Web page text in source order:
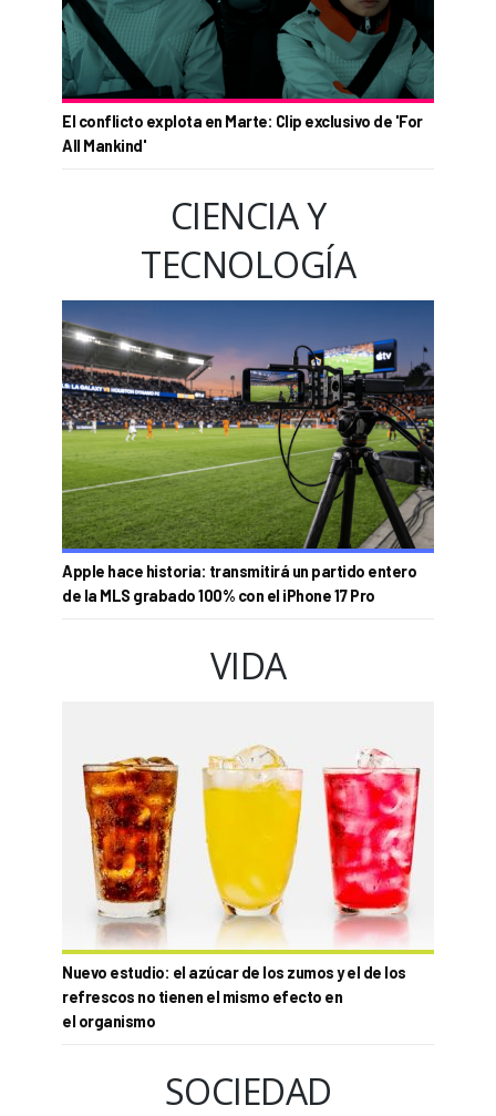
El conflicto explota en Marte: Clip exclusivo de 'For
All Mankind'
CIENCIA Y
TECNOLOGÍA
Apple hace historia: transmitirá un partido entero
de la MLS grabado 100% con el iPhone 17 Pro
VIDA
Nuevo estudio: el azúcar de los zumos y el de los
refrescos no tienen el mismo efecto en
el organismo
SOCIEDAD